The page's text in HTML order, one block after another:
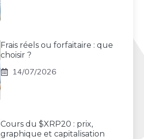
Frais réels ou forfaitaire : que
choisir ?
14/07/2026
Cours du $XRP20 : prix,
graphique et capitalisation